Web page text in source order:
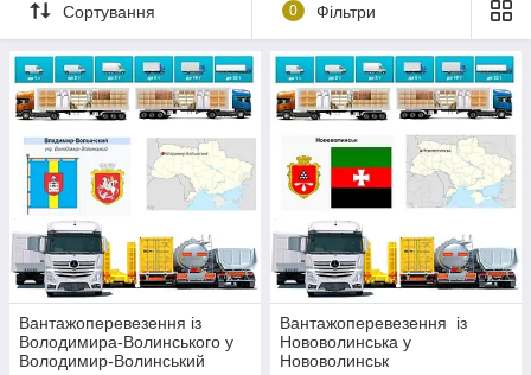
Сортування 0 Фільтри
Вантажоперевезення із
Володимира-Волинського у
Володимир-Волинський
Вантажоперевезення із
Нововолинська у
Нововолинськ